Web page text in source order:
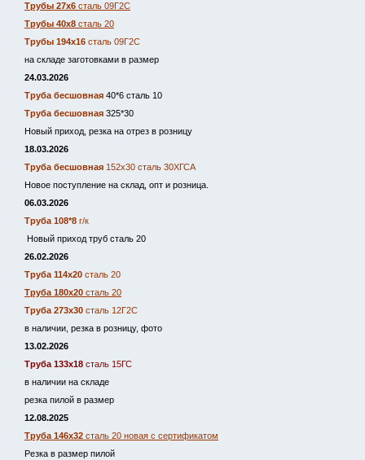
Трубы 27х6 сталь 09Г2С
Трубы 40х8 сталь 20
Трубы 194х16 сталь 09Г2С
на складе заготовками в размер
24.03.2026
Труба бесшовная 40*6 сталь 10
Труба бесшовная 325*30
Новый приход, резка на отрез в розницу
18.03.2026
Труба бесшовная 152х30 сталь 30ХГСА
Новое поступление на склад, опт и розница.
06.03.2026
Труба 108*8 г/к
Новый приход труб сталь 20
26.02.2026
Труба 114х20 сталь 20
Труба 180х20 сталь 20
Труба 273х30 сталь 12Г2С
в наличии, резка в розницу, фото
13.02.2026
Труба 133х18 сталь 15ГС
в наличии на складе
резка пилой в размер
12.08.2025
Труба 146х32 сталь 20 новая с сертификатом
Резка в размер пилой